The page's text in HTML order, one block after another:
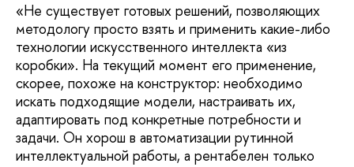
«Не существует готовых решений, позволяющих
методологу просто взять и применить какие-либо
технологии искусственного интеллекта «из
коробки». На текущий момент его применение,
скорее, похоже на конструктор: необходимо
искать подходящие модели, настраивать их,
адаптировать под конкретные потребности и
задачи. Он хорош в автоматизации рутинной
интеллектуальной работы, а рентабелен только